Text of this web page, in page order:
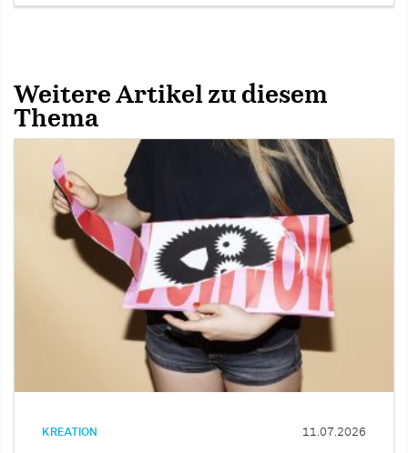
Weitere Artikel zu diesem
Thema
KREATION 11.07.2026